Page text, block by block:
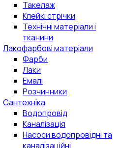
Такелаж
Клейкі стрічки
Технічні матеріали і
тканини
Лакофарбові матеріали
Фарби
Лаки
Емалі
Розчинники
Сантехніка
Водопровід
Каналізація
Насоси водопровідні та
каналізаційні